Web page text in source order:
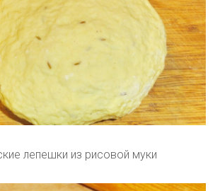
лепешки из рисовой муки